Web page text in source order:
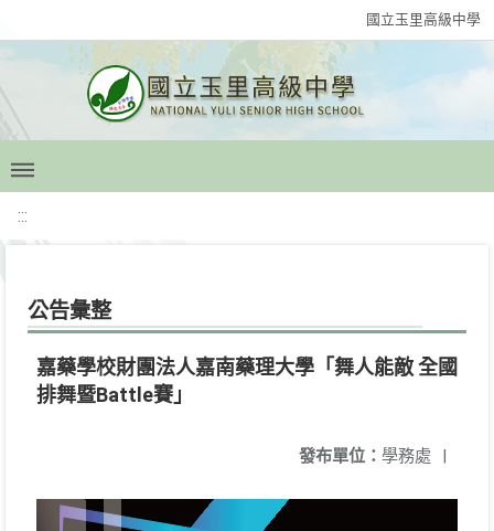
國立玉里高級中學
:::
公告彙整
嘉藥學校財團法人嘉南藥理大學「舞人能敵 全國
排舞暨Battle賽」
發布單位： 學務處 |